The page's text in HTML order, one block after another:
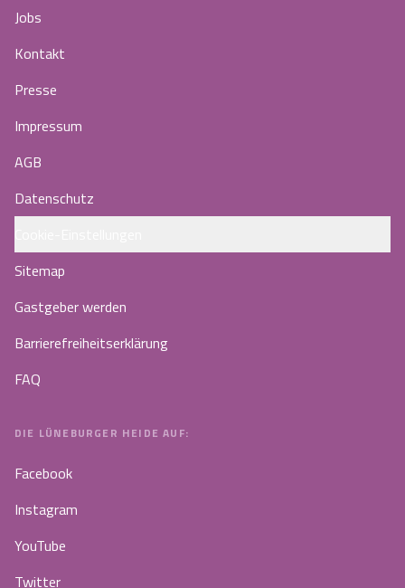
Jobs
Kontakt
Presse
Impressum
AGB
Datenschutz
Sitemap
Gastgeber werden
Barrierefreiheitserklärung
FAQ
DIE LÜNEBURGER HEIDE AUF:
Facebook
Instagram
YouTube
Twitter